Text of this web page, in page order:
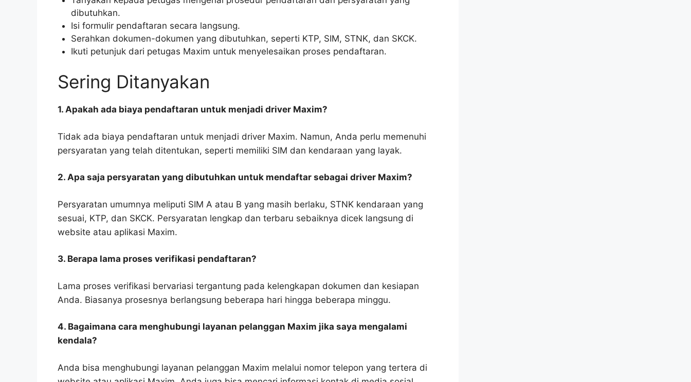
dibutuhkan.
Isi formulir pendaftaran secara langsung.
Serahkan dokumen-dokumen yang dibutuhkan, seperti KTP, SIM, STNK, dan SKCK.
Ikuti petunjuk dari petugas Maxim untuk menyelesaikan proses pendaftaran.
Sering Ditanyakan
1. Apakah ada biaya pendaftaran untuk menjadi driver Maxim?
Tidak ada biaya pendaftaran untuk menjadi driver Maxim. Namun, Anda perlu memenuhi
persyaratan yang telah ditentukan, seperti memiliki SIM dan kendaraan yang layak.
2. Apa saja persyaratan yang dibutuhkan untuk mendaftar sebagai driver Maxim?
Persyaratan umumnya meliputi SIM A atau B yang masih berlaku, STNK kendaraan yang
sesuai, KTP, dan SKCK. Persyaratan lengkap dan terbaru sebaiknya dicek langsung di
website atau aplikasi Maxim.
3. Berapa lama proses verifikasi pendaftaran?
Lama proses verifikasi bervariasi tergantung pada kelengkapan dokumen dan kesiapan
Anda. Biasanya prosesnya berlangsung beberapa hari hingga beberapa minggu.
4. Bagaimana cara menghubungi layanan pelanggan Maxim jika saya mengalami
kendala?
Anda bisa menghubungi layanan pelanggan Maxim melalui nomor telepon yang tertera di